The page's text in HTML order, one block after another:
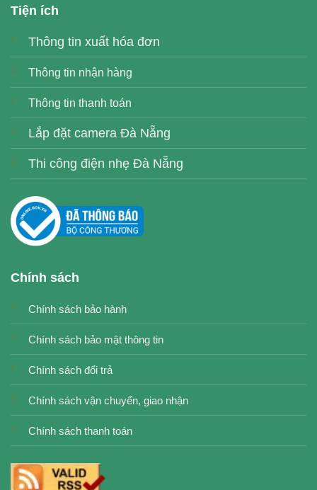
Tiện ích
Thông tin xuất hóa đơn
Thông tin nhận hàng
Thông tin thanh toán
Lắp đặt camera Đà Nẵng
Thi công điện nhẹ Đà Nẵng
Chính sách
Chính sách bảo hành
Chính sách bảo mật thông tin
Chính sách đổi trả
Chính sách vận chuyển, giao nhận
Chính sách thanh toán